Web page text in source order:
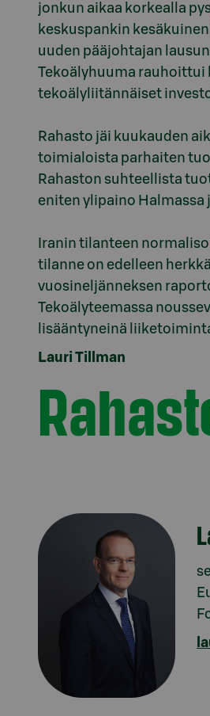
jonkun aikaa korkealla
keskuspankin
uuden pääjohtajan
Tekoälyhuuma rauhoittui
tekoälyliitännäiset
Rahasto jäi kuukauden
toimialoista parhaiten
Rahaston suhteellista
eniten ylipaino Halmassa
Iranin tilanteen
tilanne on edelleen
vuosineljänneksen
Tekoälyteemassa
Lauri Tillman